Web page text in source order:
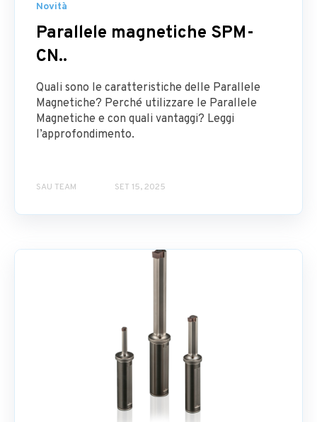
Novità
Parallele magnetiche SPM-
CN..
Quali sono le caratteristiche delle Parallele
Magnetiche? Perché utilizzare le Parallele
Magnetiche e con quali vantaggi? Leggi
l’approfondimento.
SAU TEAM SET 15, 2025